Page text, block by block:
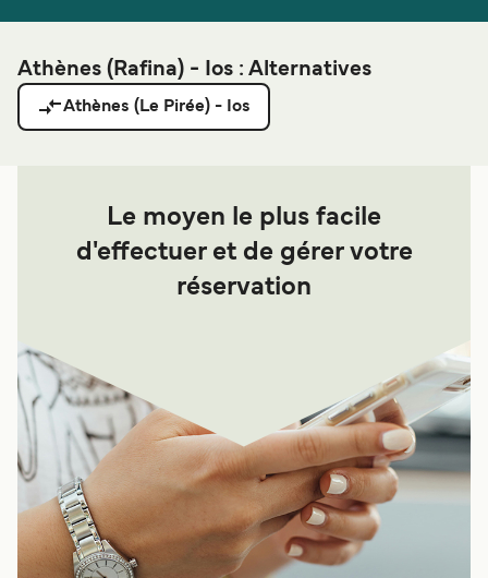
Athènes (Rafina) - Ios : Alternatives
Athènes (Le Pirée) - Ios
Le moyen le plus facile
d'effectuer et de gérer votre
réservation